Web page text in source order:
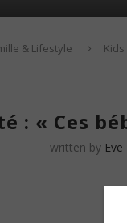
& Lifestyle Kids
: « Ces
written by Eve